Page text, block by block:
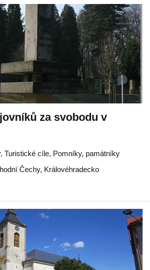
za svobodu v
Turistické cíle, Pomníky, památníky
Čechy, Královéhradecko